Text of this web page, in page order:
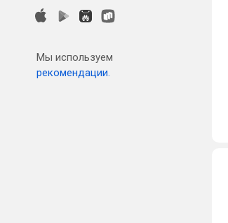
Мы используем
рекомендации.